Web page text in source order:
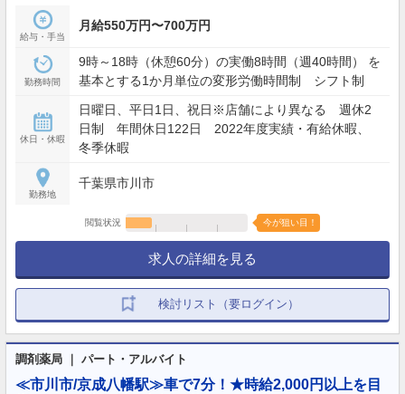
給与・手当
月給550万円〜700万円
勤務時間
9時～18時（休憩60分）の実働8時間（週40時間） を
基本とする1か月単位の変形労働時間制 シフト制
休日・休暇
日曜日、平日1日、祝日※店舗により異なる 週休2
日制 年間休日122日 2022年度実績・有給休暇、
冬季休暇
勤務地
千葉県市川市
閲覧状況 今が狙い目！
求人の詳細を見る
検討リスト（要ログイン）
調剤薬局 ｜ パート・アルバイト
≪市川市/京成八幡駅≫車で7分！★時給2,000円以上を目